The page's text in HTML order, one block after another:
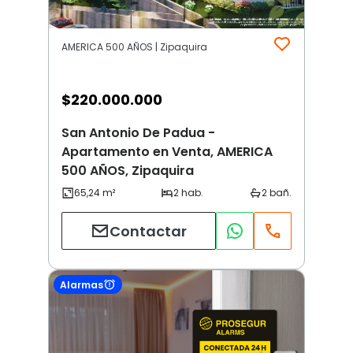
AMERICA 500 AÑOS | Zipaquira
$220.000.000
San Antonio De Padua -
Apartamento en Venta, AMERICA
500 AÑOS, Zipaquira
Contactar
Alarmas